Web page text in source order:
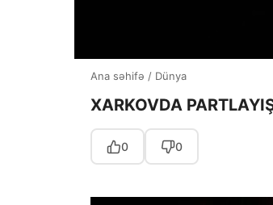
Ana səhifə / Dünya
XARKOVDA
0 0